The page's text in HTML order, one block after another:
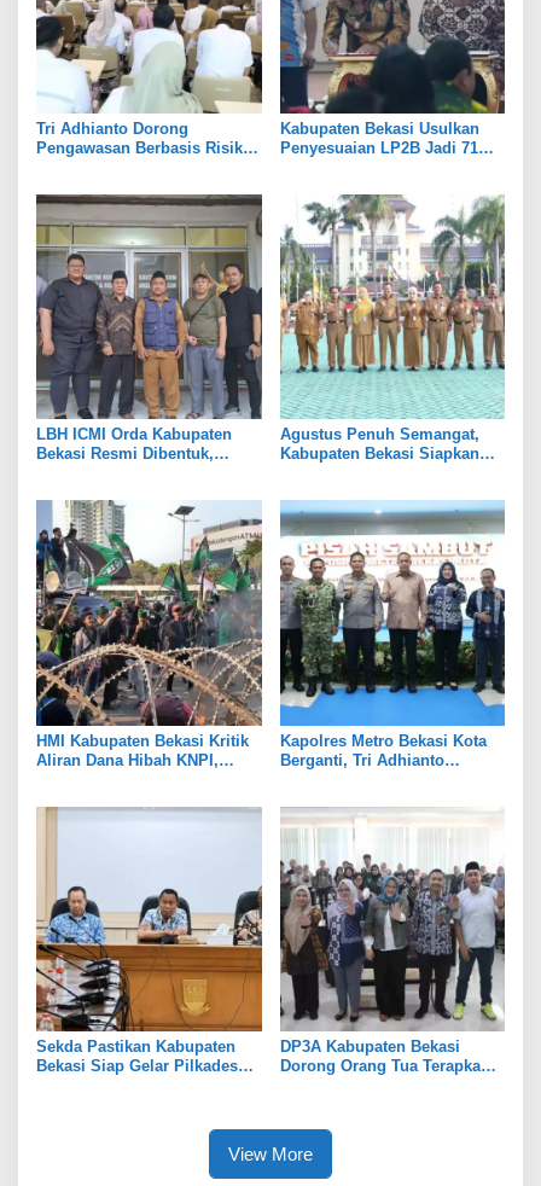
Tri Adhianto Dorong
Pengawasan Berbasis Risiko,
Kabupaten Bekasi Usulkan
Penyesuaian LP2B Jadi 71
LBH ICMI Orda Kabupaten
Bekasi Resmi Dibentuk,
Agustus Penuh Semangat,
Kabupaten Bekasi Siapkan
HMI Kabupaten Bekasi Kritik
Aliran Dana Hibah KNPI,
Kapolres Metro Bekasi Kota
Berganti, Tri Adhianto
Sekda Pastikan Kabupaten
Bekasi Siap Gelar Pilkades
DP3A Kabupaten Bekasi
Dorong Orang Tua Terapkan
View More